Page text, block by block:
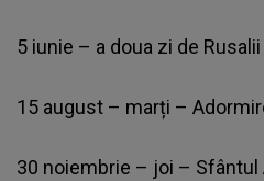
5 iunie – a doua zi de Rusalii
15 august – marți –
30 noiembrie – joi – Sfântul